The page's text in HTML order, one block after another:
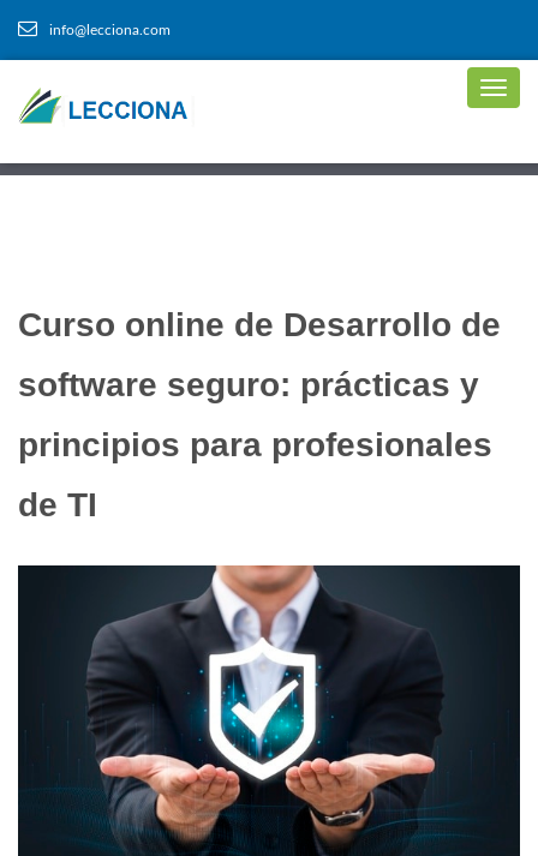
info@lecciona.com
Curso online de Desarrollo de
software seguro: prácticas y
principios para profesionales
de TI